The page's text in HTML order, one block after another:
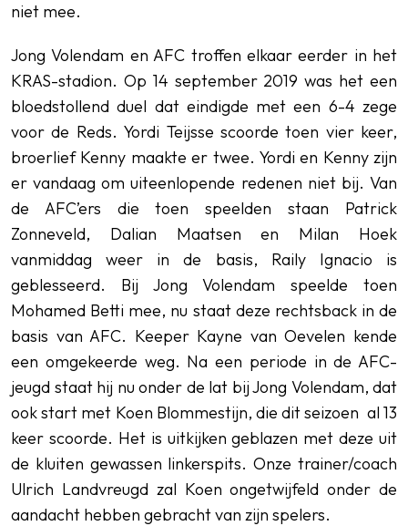
niet mee.
Jong Volendam en AFC troffen elkaar eerder in het
KRAS-stadion. Op 14 september 2019 was het een
bloedstollend duel dat eindigde met een 6-4 zege
voor de Reds. Yordi Teijsse scoorde toen vier keer,
broerlief Kenny maakte er twee. Yordi en Kenny zijn
er vandaag om uiteenlopende redenen niet bij. Van
de AFC’ers die toen speelden staan Patrick
Zonneveld, Dalian Maatsen en Milan Hoek
vanmiddag weer in de basis, Raily Ignacio is
geblesseerd. Bij Jong Volendam speelde toen
Mohamed Betti mee, nu staat deze rechtsback in de
basis van AFC. Keeper Kayne van Oevelen kende
een omgekeerde weg. Na een periode in de AFC-
jeugd staat hij nu onder de lat bij Jong Volendam, dat
ook start met Koen Blommestijn, die dit seizoen al 13
keer scoorde. Het is uitkijken geblazen met deze uit
de kluiten gewassen linkerspits. Onze trainer/coach
Ulrich Landvreugd zal Koen ongetwijfeld onder de
aandacht hebben gebracht van zijn spelers.